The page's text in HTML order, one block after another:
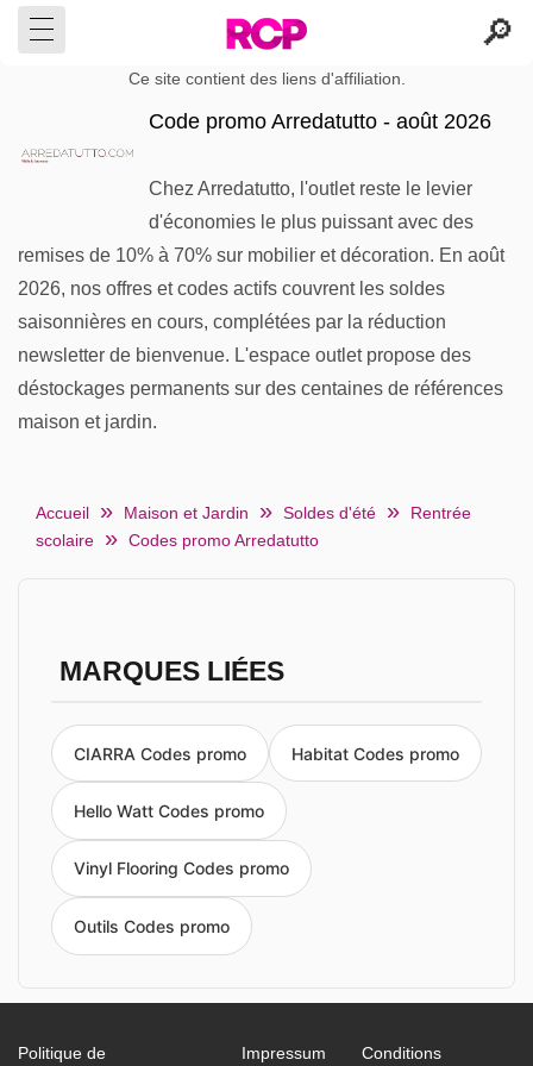
Ce site contient des liens d'affiliation.
Code promo Arredatutto - août 2026
Chez Arredatutto, l'outlet reste le levier
d'économies le plus puissant avec des
remises de 10% à 70% sur mobilier et décoration. En août
2026, nos offres et codes actifs couvrent les soldes
saisonnières en cours, complétées par la réduction
newsletter de bienvenue. L'espace outlet propose des
déstockages permanents sur des centaines de références
maison et jardin.
Accueil Maison et Jardin Soldes d'été
Rentrée
scolaire
Codes promo Arredatutto
MARQUES LIÉES
CIARRA Codes promo Habitat Codes promo
Hello Watt Codes promo
Vinyl Flooring Codes promo
Outils Codes promo
Politique de Impressum Conditions